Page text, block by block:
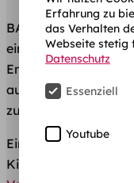
BAföG besteht aus
einem staatlichen
Empfängern teilen
auf. Sprich, du
zurückzahlen.
Eine Ausnahme
Erfahrung zu
das Verhalten
Webseite stetig
Datenschutz
Essenziell
Youtube